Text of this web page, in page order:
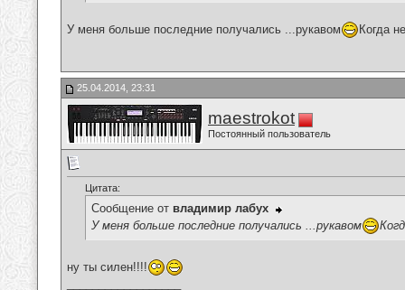
У меня больше последние получались ...рукавом Когда
25.04.2014, 23:31
maestrokot
Постоянный пользователь
Цитата:
Сообщение от владимир лабух
У меня больше последние получались ...рукавом
ну ты силен!!!!